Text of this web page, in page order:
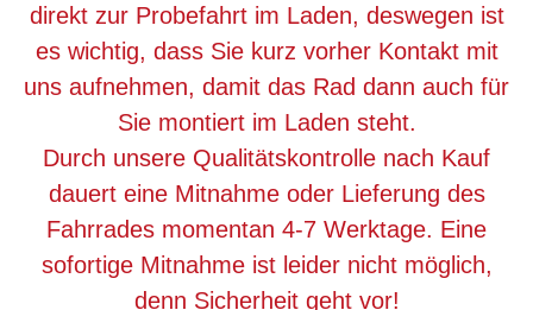
direkt zur Probefahrt im Laden, deswegen ist
es wichtig, dass Sie kurz vorher Kontakt mit
uns aufnehmen, damit das Rad dann auch für
Sie montiert im Laden steht.
Durch unsere Qualitätskontrolle nach Kauf
dauert eine Mitnahme oder Lieferung des
Fahrrades momentan 4-7 Werktage. Eine
sofortige Mitnahme ist leider nicht möglich,
denn Sicherheit geht vor!